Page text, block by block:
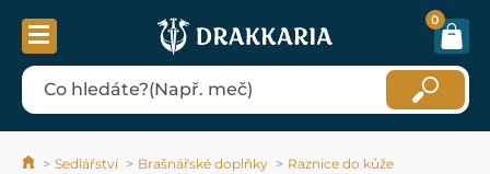
0
Sedlářství Brašnářské doplňky Raznice do kůže